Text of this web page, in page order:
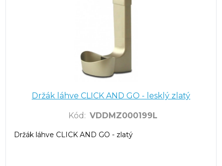
Držák láhve CLICK AND GO - lesklý zlatý
Kód : VDDMZ000199L
Držák láhve CLICK AND GO - zlatý